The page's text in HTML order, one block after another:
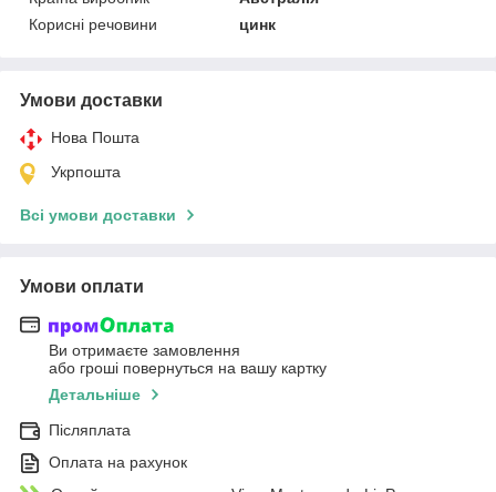
Корисні речовини
цинк
Умови доставки
Нова Пошта
Укрпошта
Всі умови доставки
Умови оплати
Ви отримаєте замовлення
або гроші повернуться на вашу картку
Детальніше
Післяплата
Оплата на рахунок